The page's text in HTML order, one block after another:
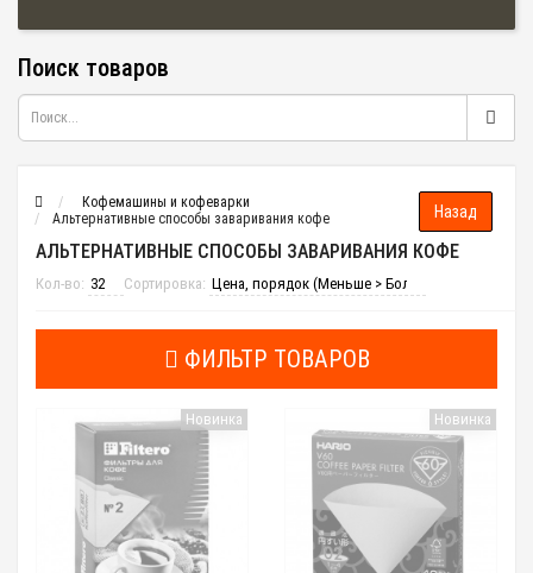
Поиск товаров
Кофемашины и кофеварки
Альтернативные способы заваривания кофе
АЛЬТЕРНАТИВНЫЕ СПОСОБЫ ЗАВАРИВАНИЯ КОФЕ
Кол-во: Сортировка:
ФИЛЬТР ТОВАРОВ
Новинка Новинка